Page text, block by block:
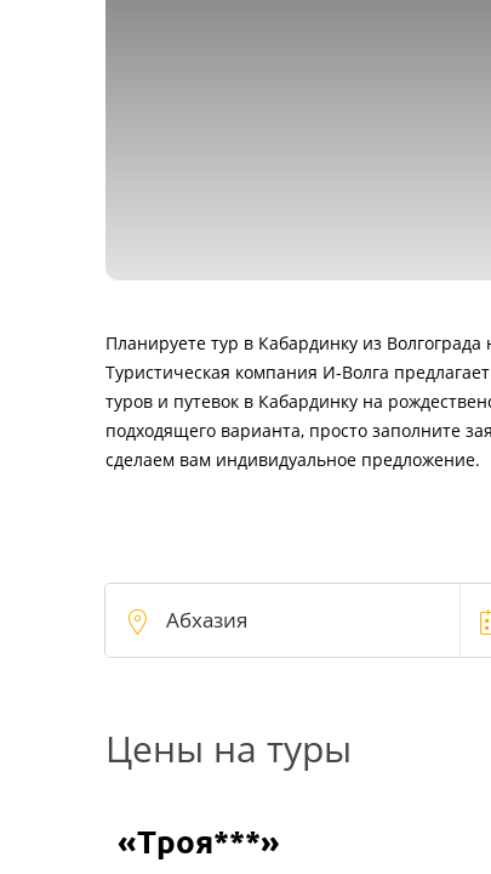
Планируете тур в Кабардинку из
Туристическая компания И-Волга
туров и путевок в Кабардинку на
подходящего варианта, просто заполните
сделаем вам индивидуальное предложение.
Цены на туры
«Троя***»